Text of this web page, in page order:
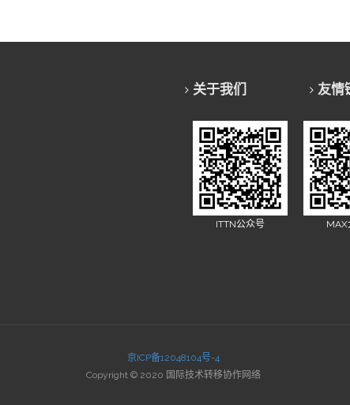
关于我们 友情
ITTN公众号 MAX
京ICP备12048104号-4
Copyright © 2020 国际技术转移协作网络